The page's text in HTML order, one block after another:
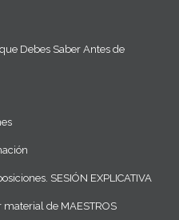
Debes Saber Antes de
SESIÓN EXPLICATIVA
de MAESTROS